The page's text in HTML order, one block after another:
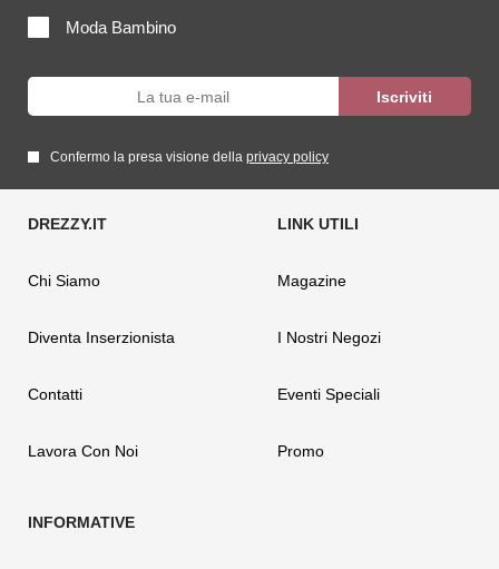
Moda Bambino
Confermo la presa visione della privacy policy
Chi Siamo
Diventa Inserzionista
Contatti
Lavora Con Noi
Magazine
I Nostri Negozi
Eventi Speciali
Promo